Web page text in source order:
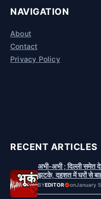
NAVIGATION
About
Contact
Privacy Policy
RECENT ARTICLES
अभी-अभी ; दिल्ली समेत
झटके, दहशत में घरों से
BYEDITOR onJanuary